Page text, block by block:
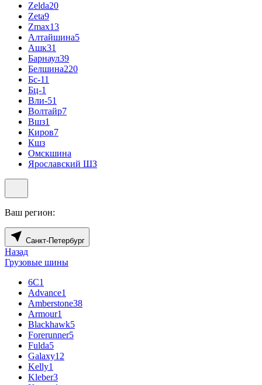
Zelda20
Zeta9
Zmax13
Алтайшина5
Ашк31
Барнаул39
Белшина220
Бс-11
Бц-1
Вли-51
Волтайр7
Вшз1
Киров7
Кшз
Омскшина
Ярославский ШЗ
Ваш регион:
Санкт-Петербург
Назад
Грузовые шины
6С1
Advance1
Amberstone38
Armour1
Blackhawk5
Forerunner5
Fulda5
Galaxy12
Kelly1
Kleber3